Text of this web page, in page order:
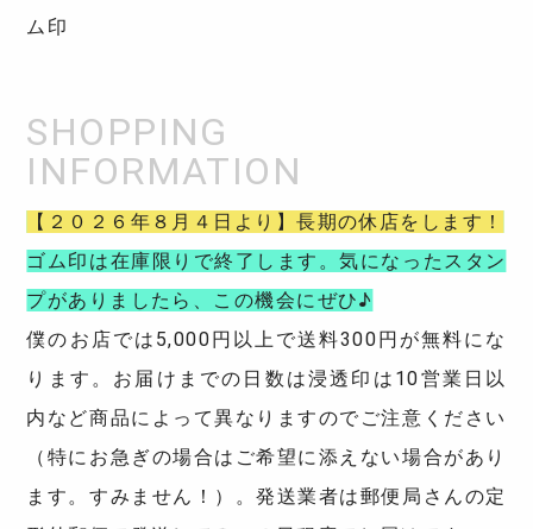
ム印
【２０２６年８月４日より】長期の休店をします！
ゴム印は在庫限りで終了します。気になったスタン
プがありましたら、この機会にぜひ♪
僕のお店では5,000円以上で送料300円が無料にな
ります。お届けまでの日数は浸透印は10営業日以
内など商品によって異なりますのでご注意ください
（特にお急ぎの場合はご希望に添えない場合があり
ます。すみません！）。発送業者は郵便局さんの定